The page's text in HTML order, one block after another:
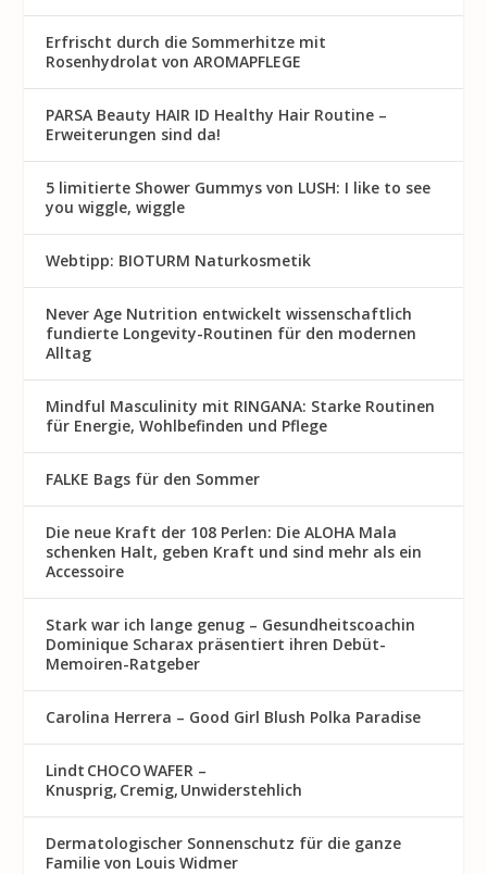
Erfrischt durch die Sommerhitze mit
Rosenhydrolat von AROMAPFLEGE
PARSA Beauty HAIR ID Healthy Hair Routine –
Erweiterungen sind da!
5 limitierte Shower Gummys von LUSH: I like to see
you wiggle, wiggle
Webtipp: BIOTURM Naturkosmetik
Never Age Nutrition entwickelt wissenschaftlich
fundierte Longevity-Routinen für den modernen
Alltag
Mindful Masculinity mit RINGANA: Starke Routinen
für Energie, Wohlbefinden und Pflege
FALKE Bags für den Sommer
Die neue Kraft der 108 Perlen: Die ALOHA Mala
schenken Halt, geben Kraft und sind mehr als ein
Accessoire
Stark war ich lange genug – Gesundheitscoachin
Dominique Scharax präsentiert ihren Debüt-
Memoiren-Ratgeber
Carolina Herrera – Good Girl Blush Polka Paradise
Lindt CHOCO WAFER –
Knusprig, Cremig, Unwiderstehlich
Dermatologischer Sonnenschutz für die ganze
Familie von Louis Widmer